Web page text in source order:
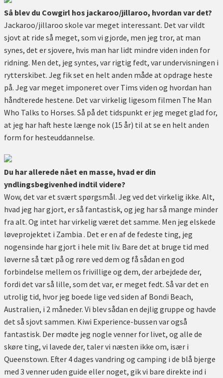
Så blev du Cowgirl hos jackaroo/jillaroo, hvordan var det?
Jackaroo/jillaroo skole var meget interessant. Det var vildt
sjovt at ride så meget, som vi gjorde, men jeg tror, at man
synes, det er sjovere, hvis man har lidt mindre viden inden for
ridning. Men det, jeg syntes, var rigtig fedt, var undervisningen i
rytterskibet. Jeg fik set en helt anden måde at opdrage heste
på. Jeg var meget imponeret over Tims viden og hvordan han
håndterede hestene. Det var virkelig ligesom filmen The Man
Who Talks to Horses. Så på det tidspunkt er jeg meget glad for,
at jeg har haft heste længe nok (15 år) til at se en helt anden
form for hesteuddannelse.
Du har allerede nået en masse, hvad er din
yndlingsbegivenhed indtil videre?
Wow, det var et svært spørgsmål. Jeg ved det virkelig ikke. Alt,
hvad jeg har gjort, er så fantastisk, og jeg har så mange minder
fra alt. Og intet har virkelig været det samme. Men jeg elskede
løveprojektet i Zambia . Det er en af de fedeste ting, jeg
nogensinde har gjort i hele mit liv. Bare det at bruge tid med
løverne så tæt på og røre ved dem og få sådan en god
forbindelse mellem os frivillige og dem, der arbejdede der,
fordi det var så lille, som det var, er meget fedt. Så var det en
utrolig tid, hvor jeg boede lige ved siden af Bondi Beach,
Australien, i 2 måneder. Vi blev sådan en dejlig gruppe og havde
det så sjovt sammen. Kiwi Experience-bussen var også
fantastisk. Der mødte jeg nogle venner for livet, og alle de
skøre ting, vi lavede der, taler vi næsten ikke om, især i
Queenstown. Efter 4 dages vandring og camping i de blå bjerge
med 3 venner uden guide eller noget, gik vi bare direkte ind i